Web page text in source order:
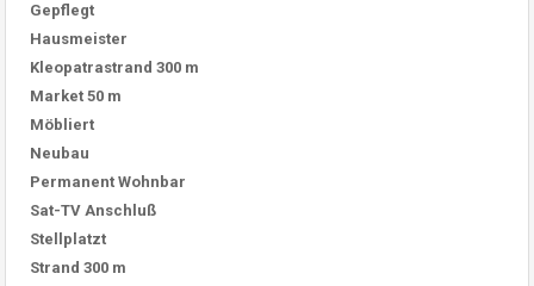
Gepflegt
Hausmeister
Kleopatrastrand 300 m
Market 50 m
Möbliert
Neubau
Permanent Wohnbar
Sat-TV Anschluß
Stellplatzt
Strand 300 m